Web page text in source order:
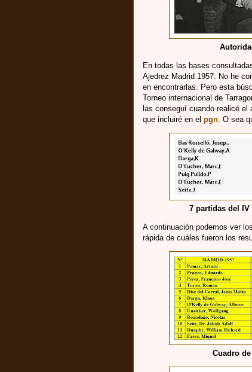
En todas las bases
Ajedrez Madrid 1957. No he
en encontrarlas. Pero esta
Torneo internacional de
las conseguí cuando realicé el
que incluiré en el pgn . O sea
7 partidas del IV
A continuación podemos ver
rápida de cuáles fueron los
Cuadro